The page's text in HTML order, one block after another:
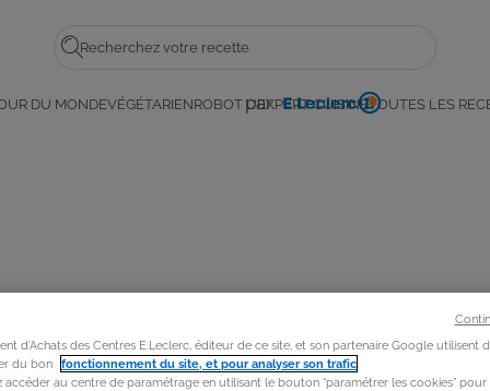
Rechercher
par
E.
DU MONDEVÉGÉTARIENROBOT L'EXPERT CUISINETOUTES LES
d'Achats des Centres E.Leclerc, éditeur de ce site, et son partenaire Google utilisent
du bon fonctionnement du site, et pour analyser son trafic
accéder au centre de paramétrage en utilisant le bouton “paramétrer les cookies”